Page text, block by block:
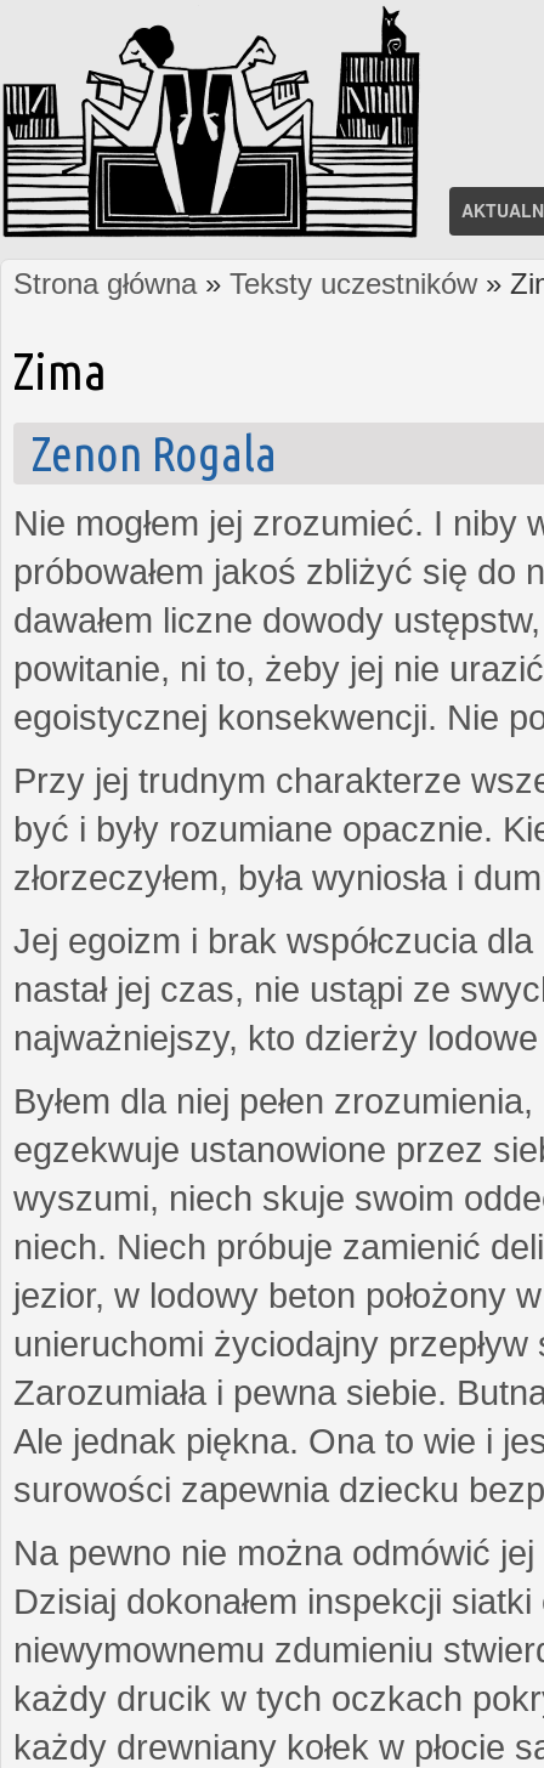
Jesteś tutaj
Strona główna» Teksty uczestników»
Zima
Zenon Rogala
Nie mogłem jej zrozumieć. I
próbowałem jakoś zbliżyć się do
dawałem liczne dowody
powitanie, ni to, żeby jej nie
egoistycznej konsekwencji. Nie
Przy jej trudnym charakterze
być i były rozumiane opacznie.
złorzeczyłem, była wyniosła i
Jej egoizm i brak współczucia
nastał jej czas, nie ustąpi ze
najważniejszy, kto dzierży
Byłem dla niej pełen
egzekwuje ustanowione przez
wyszumi, niech skuje swoim
niech. Niech próbuje zamienić
jezior, w lodowy beton położony
unieruchomi życiodajny
Zarozumiała i pewna siebie.
Ale jednak piękna. Ona to wie i
surowości zapewnia dziecku
Na pewno nie można odmówić
Dzisiaj dokonałem inspekcji
niewymownemu zdumieniu
każdy drucik w tych oczkach
każdy drewniany kołek w płocie